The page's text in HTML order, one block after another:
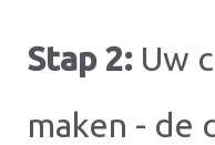
Stap 2: Uw
maken - de